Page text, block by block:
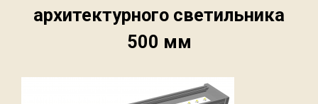
архитектурного светильника
500 мм